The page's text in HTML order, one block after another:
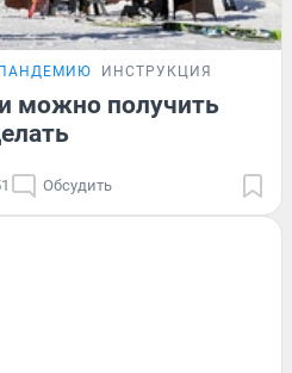
ИНСТРУКЦИЯ
можно получить
Обсудить